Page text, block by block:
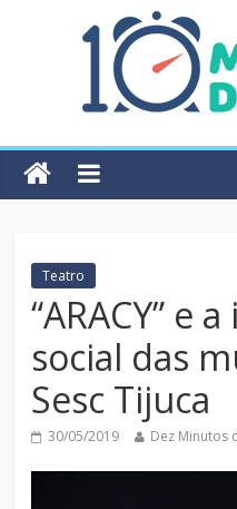
Teatro
“ARACY” e
social das
Sesc Tijuca
30/05/2019 Dez Minutos